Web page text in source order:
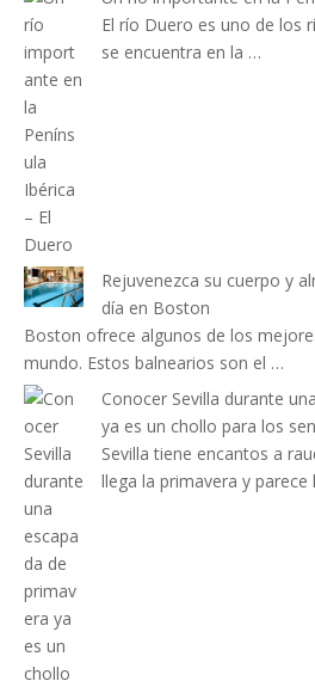
El río Duero es uno de los
se encuentra en la …
Rejuvenezca su cuerpo y
día en Boston
Boston ofrece algunos de los
mundo. Estos balnearios son el …
Conocer Sevilla durante
ya es un chollo para los
Sevilla tiene encantos a
llega la primavera y parece